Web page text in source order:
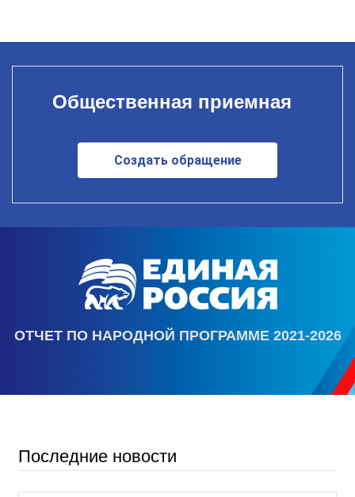
Общественная приемная
Создать обращение
ОТЧЕТ ПО НАРОДНОЙ ПРОГРАММЕ 2021-2026
Последние новости